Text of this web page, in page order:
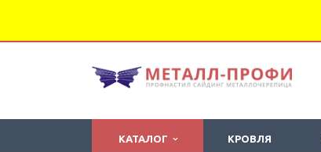
КАТАЛОГ КРОВЛЯ